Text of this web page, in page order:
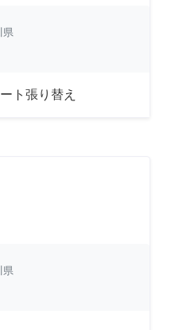
県
ト張り替え
県